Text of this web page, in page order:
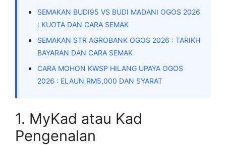
SEMAKAN BUDI95 VS BUDI MADANI OGOS 2026
: KUOTA DAN CARA SEMAK
SEMAKAN STR AGROBANK OGOS 2026 : TARIKH
BAYARAN DAN CARA SEMAK
CARA MOHON KWSP HILANG UPAYA OGOS
2026 : ELAUN RM5,000 DAN SYARAT
1. MyKad atau Kad
Pengenalan